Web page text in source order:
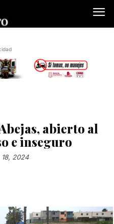
abierto al
e inseguro
18, 2024